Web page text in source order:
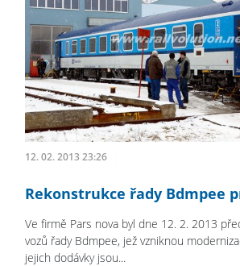
12. 02. 2013 23:26
Rekonstrukce řady Bdmpee
Ve firmě Pars nova byl dne 12. 2. 2013
vozů řady Bdmpee, jež vzniknou
jejich dodávky jsou...